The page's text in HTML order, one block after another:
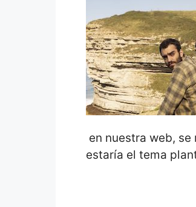
en nuestra web,
estaría el tema